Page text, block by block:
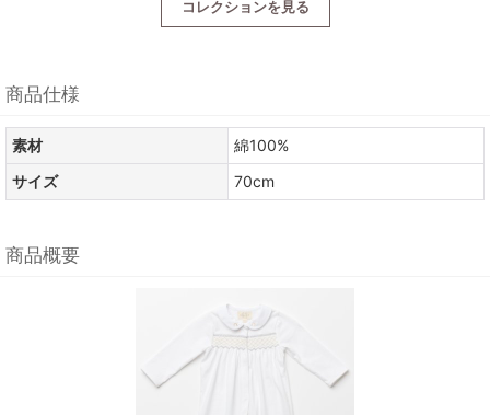
コレクションを見る
商品仕様
素材
綿100%
サイズ
70cm
商品概要